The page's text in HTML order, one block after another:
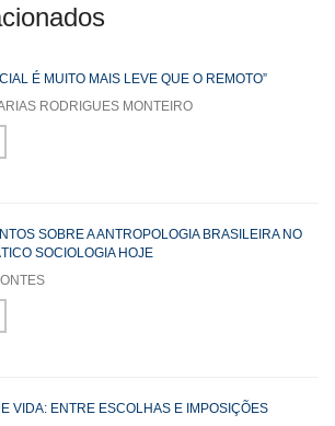
É MUITO MAIS LEVE QUE O REMOTO”
RODRIGUES MONTEIRO
SOBRE A ANTROPOLOGIA BRASILEIRA NO
SOCIOLOGIA HOJE
VIDA: ENTRE ESCOLHAS E IMPOSIÇÕES